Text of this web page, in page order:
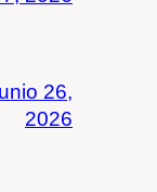
26,
2026